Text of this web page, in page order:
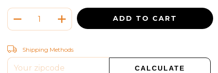
Shipping for zipcode:
Shipping Methods
CALCULATE